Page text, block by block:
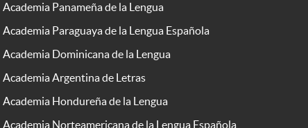
Academia Panameña de la Lengua
Academia Paraguaya de la Lengua Española
Academia Dominicana de la Lengua
Academia Argentina de Letras
Academia Hondureña de la Lengua
Academia Norteamericana de la Lengua Española